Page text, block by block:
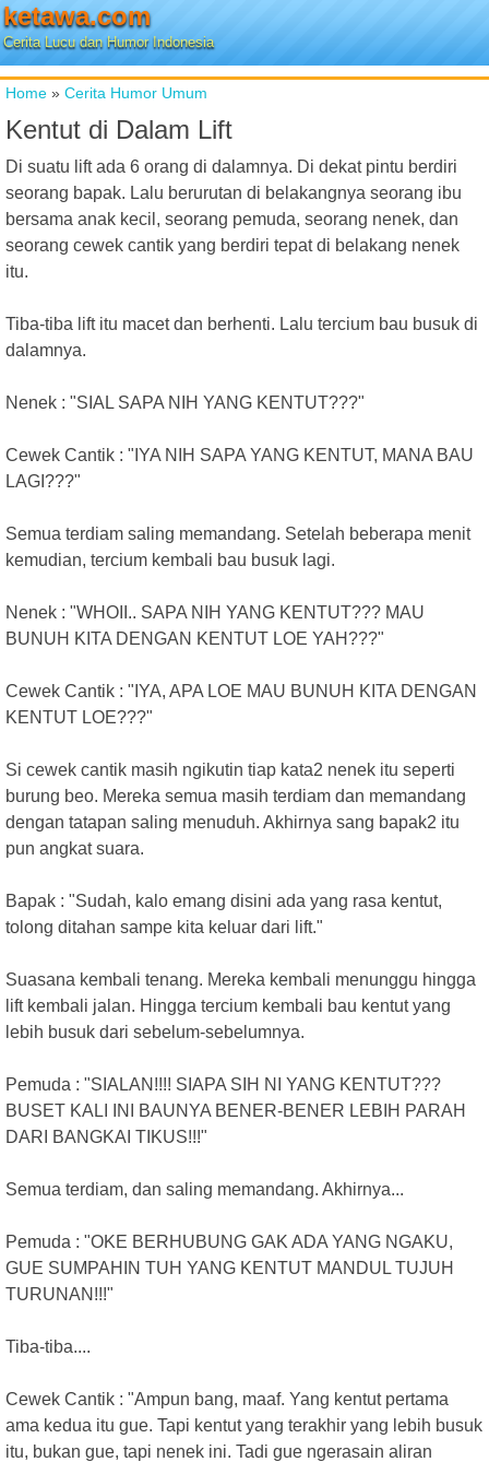
ketawa.com
Cerita Lucu dan Humor Indonesia
Home » Cerita Humor Umum
Kentut di Dalam Lift
Di suatu lift ada 6 orang di dalamnya. Di dekat pintu berdiri
seorang bapak. Lalu berurutan di belakangnya seorang ibu
bersama anak kecil, seorang pemuda, seorang nenek, dan
seorang cewek cantik yang berdiri tepat di belakang nenek
itu.
Tiba-tiba lift itu macet dan berhenti. Lalu tercium bau busuk di
dalamnya.
Nenek : "SIAL SAPA NIH YANG KENTUT???"
Cewek Cantik : "IYA NIH SAPA YANG KENTUT, MANA BAU
LAGI???"
Semua terdiam saling memandang. Setelah beberapa menit
kemudian, tercium kembali bau busuk lagi.
Nenek : "WHOII.. SAPA NIH YANG KENTUT??? MAU
BUNUH KITA DENGAN KENTUT LOE YAH???"
Cewek Cantik : "IYA, APA LOE MAU BUNUH KITA DENGAN
KENTUT LOE???"
Si cewek cantik masih ngikutin tiap kata2 nenek itu seperti
burung beo. Mereka semua masih terdiam dan memandang
dengan tatapan saling menuduh. Akhirnya sang bapak2 itu
pun angkat suara.
Bapak : "Sudah, kalo emang disini ada yang rasa kentut,
tolong ditahan sampe kita keluar dari lift."
Suasana kembali tenang. Mereka kembali menunggu hingga
lift kembali jalan. Hingga tercium kembali bau kentut yang
lebih busuk dari sebelum-sebelumnya.
Pemuda : "SIALAN!!!! SIAPA SIH NI YANG KENTUT???
BUSET KALI INI BAUNYA BENER-BENER LEBIH PARAH
DARI BANGKAI TIKUS!!!"
Semua terdiam, dan saling memandang. Akhirnya...
Pemuda : "OKE BERHUBUNG GAK ADA YANG NGAKU,
GUE SUMPAHIN TUH YANG KENTUT MANDUL TUJUH
TURUNAN!!!"
Tiba-tiba....
Cewek Cantik : "Ampun bang, maaf. Yang kentut pertama
ama kedua itu gue. Tapi kentut yang terakhir yang lebih busuk
itu, bukan gue, tapi nenek ini. Tadi gue ngerasain aliran